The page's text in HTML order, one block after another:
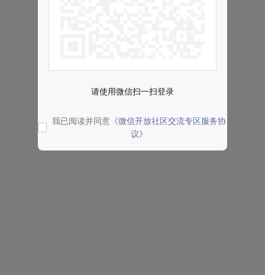
请使用微信扫一扫登录
我已阅读并同意 《微信开放社区交流专区服务协
议》